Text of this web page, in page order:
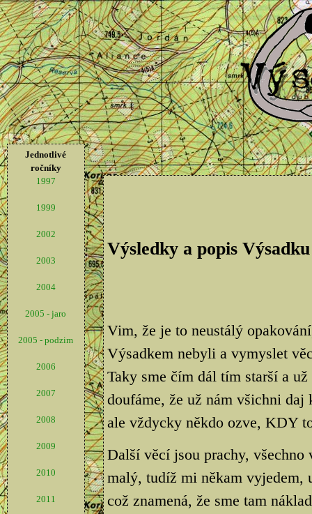
Jednotlivé
ročníky
1997
1999
2002
2003
2004
2005 - jaro
2005 - podzim
2006
2007
2008
2009
2010
2011
Výsledky a popis Výsadku
Vim, že je to neustálý
Výsadkem nebyli a vymyslet
Taky sme čím dál tím starší a
doufáme, že už nám všichni daj
ale vždycky někdo ozve, KDY
Další věcí jsou prachy,
malý, tudíž mi někam vyjedem,
což znamená, že sme tam